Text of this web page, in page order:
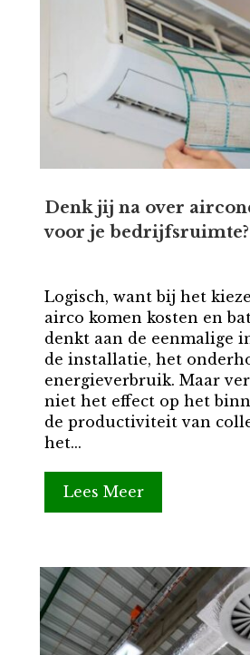
Denk jij na over
voor je bedrijfsruimte?
Logisch, want bij het
airco komen kosten en
denkt aan de eenmalige
de installatie, het
energieverbruik. Maar
niet het effect op het
de productiviteit van
het...
Lees Meer